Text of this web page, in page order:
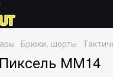
Брюки, шорты
ММ14